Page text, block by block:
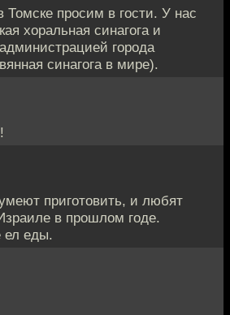
Томске просим в гости. У нас
хоральная синагога и
города
синагога в мире).
приготовить, и любят
в прошлом годе.
ел еды.